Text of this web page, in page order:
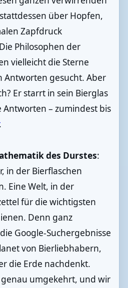
über Hopfen,
Zapfdruck
Philosophen der
vielleicht die Sterne
Antworten gesucht. Aber
Er starrt in sein Bierglas
– zumindest bis
des Durstes:
in der Bierflaschen
Eine Welt, in der
für die wichtigsten
Denn ganz
Google-Suchergebnisse
von Bierliebhabern,
die Erde nachdenkt.
genau umgekehrt, und wir